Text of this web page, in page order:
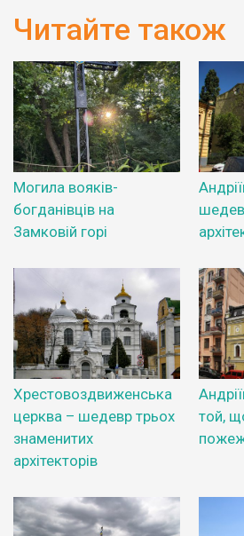
Читайте також
Могила вояків-
богданівців на
Замковій горі
Хрестовоздвиженська
церква – шедевр трьох
знаменитих
архітекторів
той,